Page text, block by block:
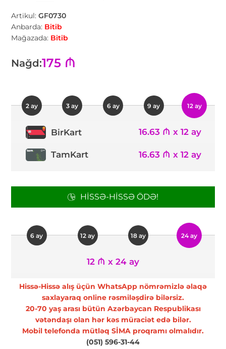
Artikul:GF0730
Anbarda: Bitib
Mağazada: Bitib
Nağd:175 ₼
2 ay 3 ay 6 ay 9 ay 12 ay
BirKart 16.63 ₼ x 12 ay
TamKart 16.63 ₼ x 12 ay
HISSƏ-HISSƏ ÖDƏ!
6 ay 12 ay 18 ay 24 ay
12 ₼ x 24 ay
Hissə-Hissə alış üçün WhatsApp nömrəmizlə əlaqə
saxlayaraq online rəsmiləşdirə bilərsiz.
20-70 yaş arası bütün Azərbaycan Respublikası
vətəndaşı olan hər kəs müraciət edə bilər.
Mobil telefonda mütləq SİMA proqramı olmalıdır.
(051) 596-31-44